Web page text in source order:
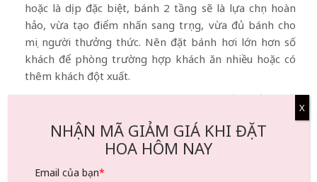
hoặc là dịp đặc biệt, bánh 2 tầng sẽ là lựa chọn hoàn
hảo, vừa tạo điểm nhấn sang trọng, vừa đủ bánh cho
mọi người thưởng thức. Nên đặt bánh hơi lớn hơn số
khách để phòng trường hợp khách ăn nhiều hoặc có
thêm khách đột xuất.
Lựa chọn tiệm bánh có thương hiệu và đảm bảo chất
then chốt để đảm bảo chiếc bánh sinh nhật màu hồng
không chỉ đẹp mắt mà còn ngon miệng và an toàn.
Một tiệm bánh uy tín thường có nguyên liệu tươi mới,
NHẬN MÃ GIẢM GIÁ KHI ĐẶT
HOA HÔM NAY
Email của bạn*
X